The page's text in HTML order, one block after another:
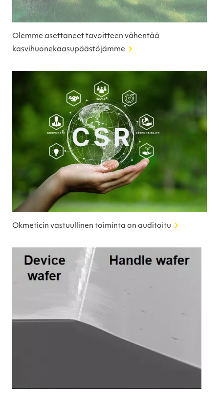
Olemme asettaneet tavoitteen vähentää
kasvihuonekaasupäästöjämme
Okmeticin vastuullinen toiminta on auditoitu